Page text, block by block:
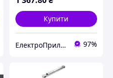
Купити
ЕлектроПриладТехСервіс 97%